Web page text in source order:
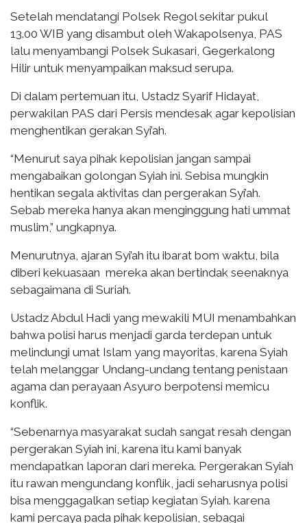
Setelah mendatangi Polsek Regol sekitar pukul
13.00 WIB yang disambut oleh Wakapolsenya, PAS
lalu menyambangi Polsek Sukasari, Gegerkalong
Hilir untuk menyampaikan maksud serupa.
Di dalam pertemuan itu, Ustadz Syarif Hidayat,
perwakilan PAS dari Persis mendesak agar kepolisian
menghentikan gerakan Syi’ah.
“Menurut saya pihak kepolisian jangan sampai
mengabaikan golongan Syiah ini. Sebisa mungkin
hentikan segala aktivitas dan pergerakan Syi’ah.
Sebab mereka hanya akan menginggung hati ummat
muslim,” ungkapnya.
Menurutnya, ajaran Syi’ah itu ibarat bom waktu, bila
diberi kekuasaan mereka akan bertindak seenaknya
sebagaimana di Suriah.
Ustadz Abdul Hadi yang mewakili MUI menambahkan
bahwa polisi harus menjadi garda terdepan untuk
melindungi umat Islam yang mayoritas, karena Syiah
telah melanggar Undang-undang tentang penistaan
agama dan perayaan Asyuro berpotensi memicu
konflik.
“Sebenarnya masyarakat sudah sangat resah dengan
pergerakan Syiah ini, karena itu kami banyak
mendapatkan laporan dari mereka. Pergerakan Syiah
itu rawan mengundang konflik, jadi seharusnya polisi
bisa menggagalkan setiap kegiatan Syiah. karena
kami percaya pada pihak kepolisian, sebagai